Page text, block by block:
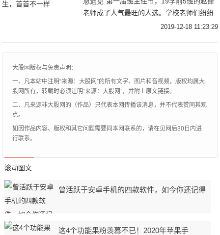
老师成了人气最旺的人选。学校老师们纷纷
夸他：“他把自己的声乐专长用到带班管班
2019-12-18 11:23:29
大股网版权与免责声明：
一、凡本站中注明“来源：大股网”的所有文字、图片和音视频，版权均属大
股网所有，转载时必须注明“来源：大股网”，并附上原文链接。
二、凡来源非大股网的（作品）只代表本网传播该消息，并不代表赞同其观
点。
如因作品内容、版权和其它问题需要同本网联系的，请在见网后30日内进
行联系。
滚动图文
曾活跃于安卓手机的四款软件，如今你还记得
这4个功能果粉羡慕不已！2020年苹果手